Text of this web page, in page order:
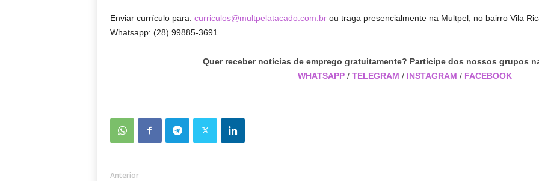
Enviar currículo para: curriculos@multpelatacado.com.brou traga presencialmente na Multpel, no bairro Vila
Whatsapp: (28) 99885-3691.
Quer receber notícias de emprego gratuitamente? Participe dos nossos grupos
WHATSAPP/ TELEGRAM / INSTAGRAM / FACEBOOK
Anterior